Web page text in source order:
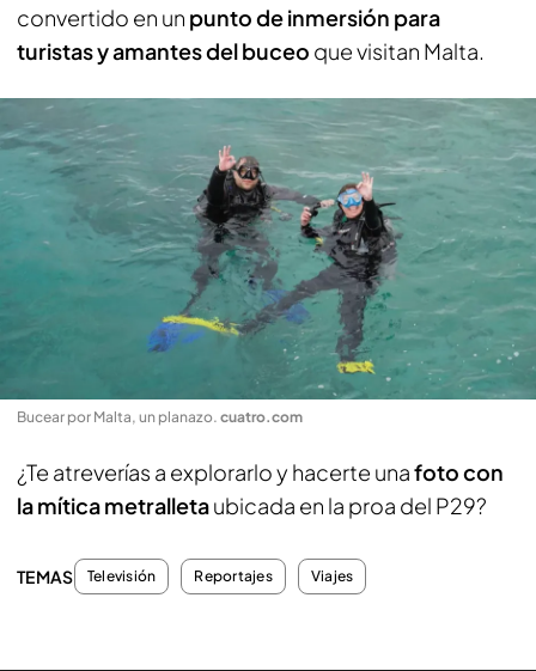
convertido en un punto de inmersión para
turistas y amantes del buceo que visitan Malta.
Bucear por Malta, un planazo. cuatro.com
¿Te atreverías a explorarlo y hacerte unafoto con
la mítica metralletaubicada en la proa del P29?
TEMAS Televisión Reportajes Viajes